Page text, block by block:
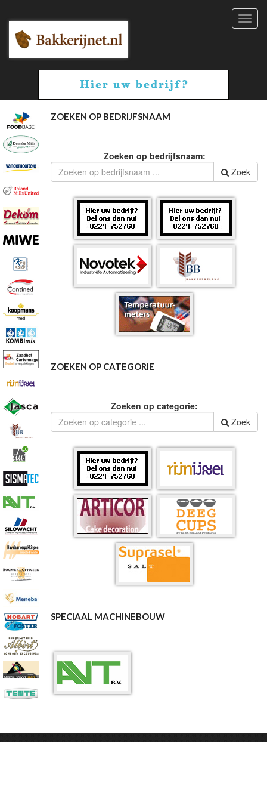
ZOEKEN OP BEDRIJFSNAAM
Zoeken op bedrijfsnaam:
Zoek
ZOEKEN OP CATEGORIE
Zoeken op categorie:
Zoek
SPECIAAL MACHINEBOUW